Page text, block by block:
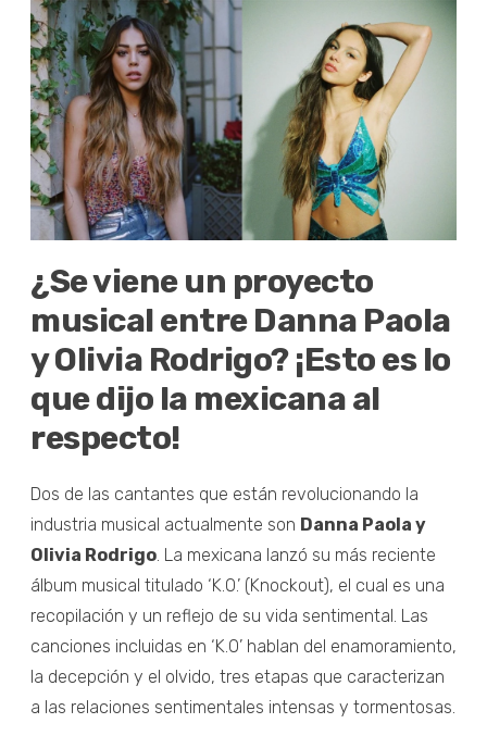
¿Se viene un proyecto
musical entre Danna Paola
y Olivia Rodrigo? ¡Esto es lo
que dijo la mexicana al
respecto!
Dos de las cantantes que están revolucionando la
industria musical actualmente son Danna Paola y
Olivia Rodrigo . La mexicana lanzó su más reciente
álbum musical titulado ‘K.O.’ (Knockout), el cual es una
recopilación y un reflejo de su vida sentimental. Las
canciones incluidas en ‘K.O’ hablan del enamoramiento,
la decepción y el olvido, tres etapas que caracterizan
a las relaciones sentimentales intensas y tormentosas.